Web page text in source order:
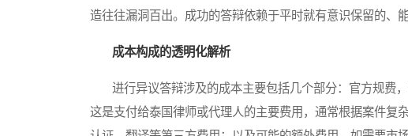
造往往漏洞百出。成功的答辩依赖于平时就有意识保留的、
成本构成的透明化解析
进行异议答辩涉及的成本主要包括几个部分：官方规费，
这是支付给泰国律师或代理人的主要费用，通常根据案件复